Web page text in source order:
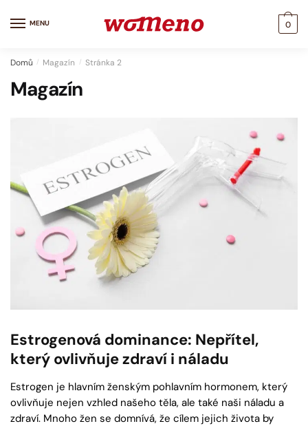
MENU 0
Domů / Magazín / Stránka 2
Magazín
Estrogenová dominance: Nepřítel,
který ovlivňuje zdraví i náladu
Estrogen je hlavním ženským pohlavním hormonem, který
ovlivňuje nejen vzhled našeho těla, ale také naši náladu a
zdraví. Mnoho žen se domnívá, že cílem jejich života by